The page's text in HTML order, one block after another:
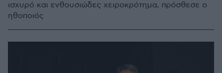
ισχυρό και ενθουσιώδες χειροκρότηµα, πρόσθεσε ο
ηθοποιός